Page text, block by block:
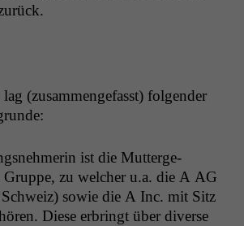
(zusam­menge­fasst) fol­gen­der
ist die Mut­terge­
Gruppe, zu welch­er u.a. die A AG
sowie die A Inc. mit Sitz
Diese erbringt über diverse